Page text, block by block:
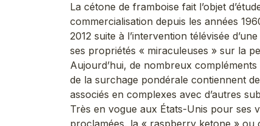
La cétone de framboise fait l’objet
commercialisation depuis les années
2012 suite à l’intervention télévisée
ses propriétés « miraculeuses » sur la
Aujourd’hui, de nombreux
de la surchage pondérale contiennent
associés en complexes avec d’autres
Très en vogue aux États-Unis pour ses